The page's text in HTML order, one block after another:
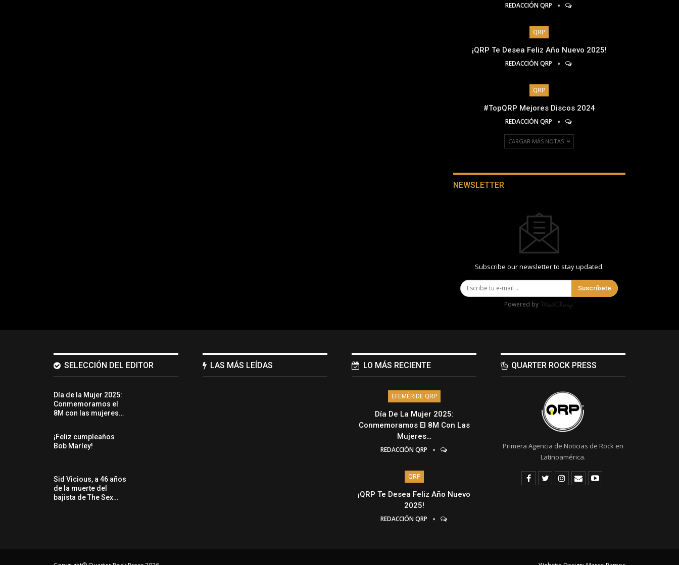
REDACCIÓN QRP
QRP
¡QRP Te Desea Feliz Año Nuevo 2025!
REDACCIÓN QRP
QRP
#TopQRP Mejores Discos 2024
REDACCIÓN QRP
CARGAR MÁS NOTAS
NEWSLETTER
Subscribe our newsletter to stay updated.
Suscríbete
Powered by
SELECCIÓN DEL EDITOR
Día de la Mujer 2025:
Conmemoramos el
8M con las mujeres…
¡Feliz cumpleaños
Bob Marley!
Sid Vicious, a 46 años
de la muerte del
bajista de The Sex…
LAS MÁS LEÍDAS LO MÁS RECIENTE
EFEMÉRIDE QRP
Día De La Mujer 2025:
Conmemoramos El 8M Con Las
Mujeres…
REDACCIÓN QRP
QRP
¡QRP Te Desea Feliz Año Nuevo
2025!
REDACCIÓN QRP
QUARTER ROCK PRESS
Primera Agencia de Noticias de Rock en
Latinoamérica.